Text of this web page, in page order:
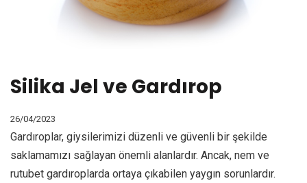
Silika Jel ve Gardırop
26/04/2023
Gardıroplar, giysilerimizi düzenli ve güvenli bir şekilde
saklamamızı sağlayan önemli alanlardır. Ancak, nem ve
rutubet gardıroplarda ortaya çıkabilen yaygın sorunlardır.